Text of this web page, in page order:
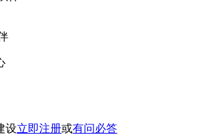
设立即注册或有问必答